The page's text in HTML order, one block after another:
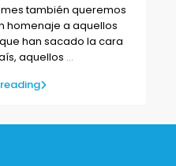
también queremos
homenaje a aquellos
han sacado la cara
aquellos ...